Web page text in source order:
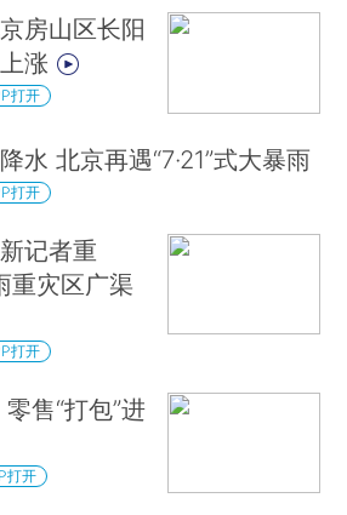
房山区长阳
涨
打开
水 北京再遇“7·21”式大暴雨
打开
记者重
重灾区广渠
打开
售“打包”进
打开